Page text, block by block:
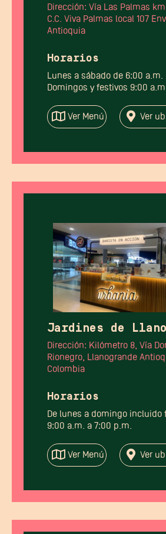
Dirección: Vía Las Palmas km
C.C. Viva Palmas local 107
Antioquia
Horarios
Lunes a sábado de 6:00 a.m.
Domingos y festivos 9:00
Ver Menú Ver
Jardines de
Dirección: Kilómetro 8, Vía
Rionegro, Llanogrande
Colombia
Horarios
De lunes a domingo incluido
9:00 a.m. a 7:00 p.m.
Ver Menú Ver